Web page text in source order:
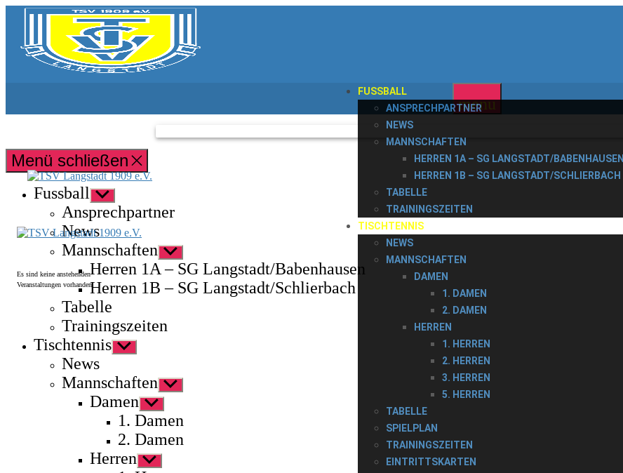
Zum
menu
FUSSBALL
ANSPRECHPARTNER
NEWS
MANNSCHAFTEN
HERREN 1A – SG LANGSTADT/BABENHAUSEN
HERREN 1B – SG LANGSTADT/SCHLIERBACH
TABELLE
TRAININGSZEITEN
TISCHTENNIS
NEWS
MANNSCHAFTEN
DAMEN
1. DAMEN
2. DAMEN
HERREN
1. HERREN
2. HERREN
3. HERREN
5. HERREN
TABELLE
SPIELPLAN
TRAININGSZEITEN
EINTRITTSKARTEN
Es sind keine anstehenden
Veranstaltungen vorhanden.
Menü schließen
Fussball
Untermenü
anzeigen
Ansprechpartner
News
Mannschaften Untermenü
anzeigen
Herren 1A – SG Langstadt/Babenhausen
Herren 1B – SG Langstadt/Schlierbach
Tabelle
Trainingszeiten
Tischtennis Untermenü
anzeigen
News
Mannschaften Untermenü
anzeigen
Damen Untermenü
anzeigen
1. Damen
2. Damen
Herren Untermenü
anzeigen